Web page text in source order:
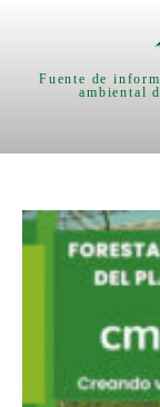
Fuente de
ambiental